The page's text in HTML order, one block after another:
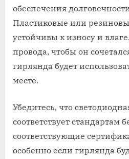
обеспечения
Пластиковые или
устойчивы к износу и
провода, чтобы он
гирлянда будет
месте.
Убедитесь, что
соответствует стандартам
соответствующие
особенно если гирлянда